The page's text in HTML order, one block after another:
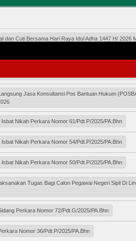
dan Cuti Bersama Hari Raya Idul Adha 1447 H/ 2026
Langsung Layanan Pos Bantuan Hukum
2026
Jasa Konsultansi Pos Bantuan Hukum
Nikah Perkara Nomor 61/Pdt.P/2025/PA.Bhn
Nikah Perkara Nomor 54/Pdt.P/2025/PA.Bhn
Nikah Perkara Nomor 50/Pdt.P/2025/PA.Bhn
Tugas Bagi Calon Pegawai Negeri Sipil Di
Perkara Nomor 72/Pdt.G/2025/PA.Bhn
Nomor 36/Pdt.P/2025/PA.Bhn